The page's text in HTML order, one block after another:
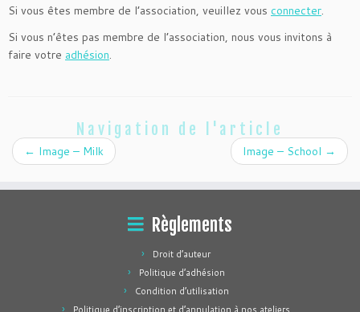
Si vous êtes membre de l’association, veuillez vous connecter.
Si vous n’êtes pas membre de l’association, nous vous invitons à
faire votre adhésion.
Navigation de l'article
← Image – Milk Image – School →
Règlements
Droit d’auteur
Politique d’adhésion
Condition d’utilisation